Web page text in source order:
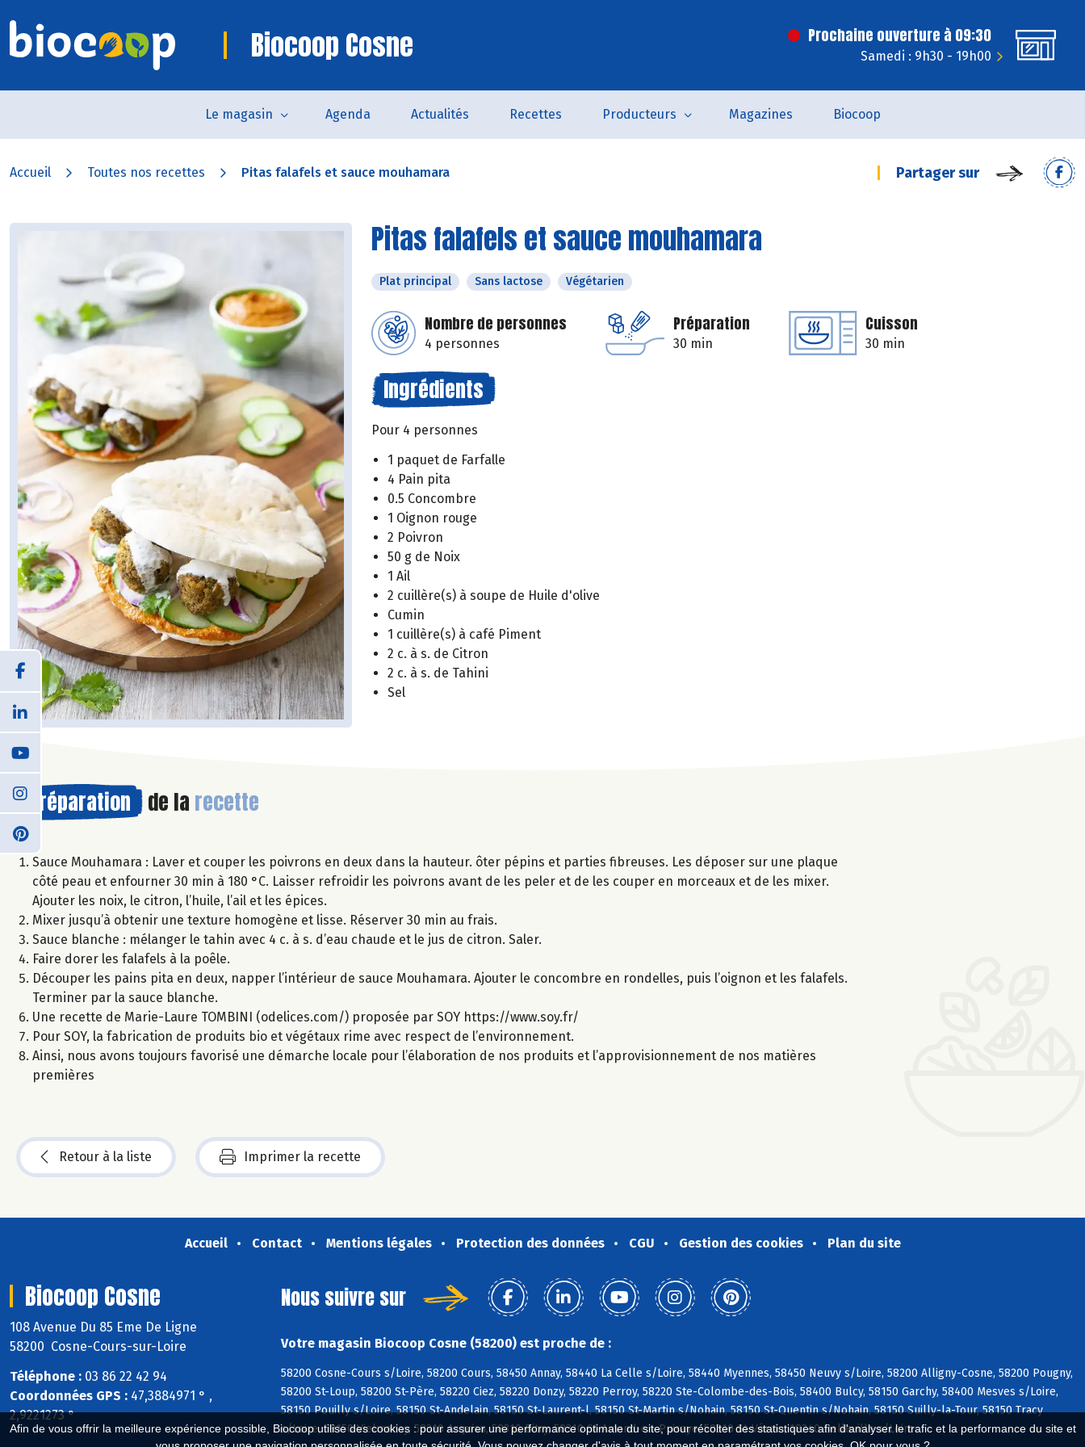
Afin de vous offrir la meilleure expérience possible, Biocoop utilise des cookies : pour assurer une performance optimale du site, pour récolter des statistiques afin d'analyser le trafic et la performance du site et
Biocoop Cosne Prochaine ouverture à 09:30
Samedi : 9h30 - 19h00
Le magasin Agenda Actualités Recettes Producteurs Magazines Biocoop
Accueil Toutes nos recettes Pitas falafels et sauce mouhamara Partager sur
Pitas falafels et sauce mouhamara
Plat principal Sans lactose Végétarien
Nombre de personnes
4 personnes
Préparation
30 min
Cuisson
30 min
Ingrédients
Pour 4 personnes
1 paquet de Farfalle
4 Pain pita
0.5 Concombre
1 Oignon rouge
2 Poivron
50 g de Noix
1 Ail
2 cuillère(s) à soupe de Huile d'olive
Cumin
1 cuillère(s) à café Piment
2 c. à s. de Citron
2 c. à s. de Tahini
Sel
Préparation de la recette
Sauce Mouhamara : Laver et couper les poivrons en deux dans la hauteur. ôter pépins et parties fibreuses. Les déposer sur une plaque
côté peau et enfourner 30 min à 180 °C. Laisser refroidir les poivrons avant de les peler et de les couper en morceaux et de les mixer.
Ajouter les noix, le citron, l’huile, l’ail et les épices.
Mixer jusqu’à obtenir une texture homogène et lisse. Réserver 30 min au frais.
Sauce blanche : mélanger le tahin avec 4 c. à s. d’eau chaude et le jus de citron. Saler.
Faire dorer les falafels à la poêle.
Découper les pains pita en deux, napper l’intérieur de sauce Mouhamara. Ajouter le concombre en rondelles, puis l’oignon et les falafels.
Terminer par la sauce blanche.
Une recette de Marie-Laure TOMBINI (odelices.com/) proposée par SOY https://www.soy.fr/
Pour SOY, la fabrication de produits bio et végétaux rime avec respect de l’environnement.
Ainsi, nous avons toujours favorisé une démarche locale pour l’élaboration de nos produits et l’approvisionnement de nos matières
premières
Retour à la liste Imprimer la recette
Accueil Contact Mentions légales Protection des données CGU Gestion des cookies Plan du site
Biocoop Cosne
108 Avenue Du 85 Eme De Ligne
58200 Cosne-Cours-sur-Loire
Téléphone : 03 86 22 42 94
Coordonnées GPS : 47,3884971 ° ,
2,9221273 °
Nous suivre sur
Votre magasin Biocoop Cosne (58200) est proche de :
58200 Cosne-Cours s/Loire, 58200 Cours, 58450 Annay, 58440 La Celle s/Loire, 58440 Myennes, 58450 Neuvy s/Loire, 58200 Alligny-Cosne, 58200 Pougny,
58200 St-Loup, 58200 St-Père, 58220 Ciez, 58220 Donzy, 58220 Perroy, 58220 Ste-Colombe-des-Bois, 58400 Bulcy, 58150 Garchy, 58400 Mesves s/Loire,
58150 Pouilly s/Loire, 58150 St-Andelain, 58150 St-Laurent-l, 58150 St-Martin s/Nohain, 58150 St-Quentin s/Nohain, 58150 Suilly-la-Tour, 58150 Tracy
s/Loire, 58150 Vielmanay, 58310 Arquian, 58310 Bitry, 58310 St-Amand-en-Puisaye, 58310 St-Vérain, 18240 Belleville s/Loire